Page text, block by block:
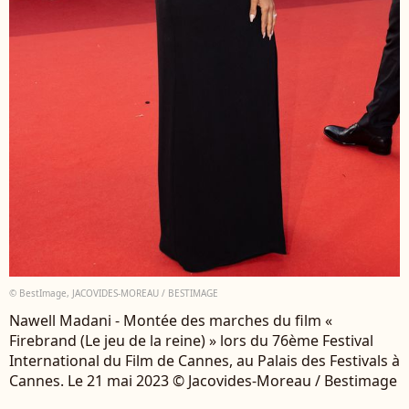
© BestImage, JACOVIDES-MOREAU / BESTIMAGE
Nawell Madani - Montée des marches du film «
Firebrand (Le jeu de la reine) » lors du 76ème Festival
International du Film de Cannes, au Palais des Festivals à
Cannes. Le 21 mai 2023 © Jacovides-Moreau / Bestimage